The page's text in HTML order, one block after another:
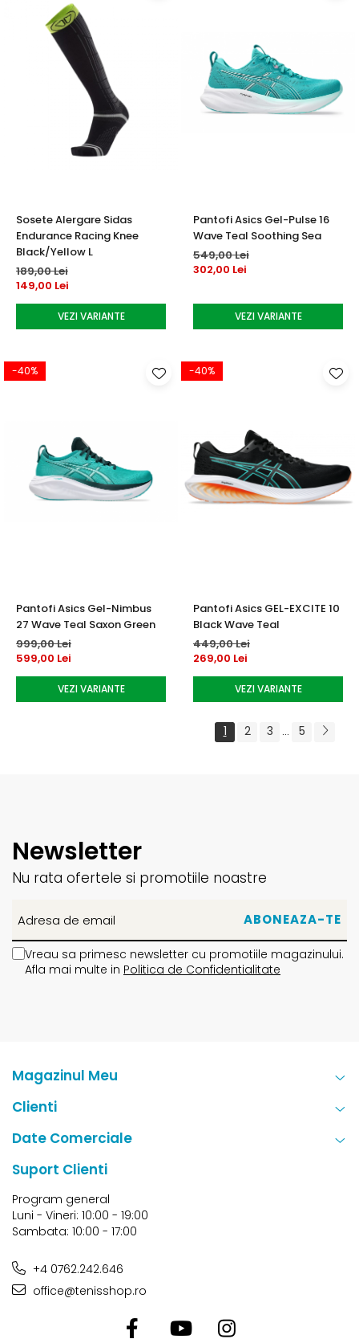
Sosete Alergare Sidas
Endurance Racing Knee
Black/Yellow L
189,00 Lei
149,00 Lei
VEZI VARIANTE
Pantofi Asics Gel-Pulse 16
Wave Teal Soothing Sea
549,00 Lei
302,00 Lei
VEZI VARIANTE
-40%
Pantofi Asics Gel-Nimbus
27 Wave Teal Saxon Green
999,00 Lei
599,00 Lei
VEZI VARIANTE
-40%
Pantofi Asics GEL-EXCITE 10
Black Wave Teal
449,00 Lei
269,00 Lei
VEZI VARIANTE
1 2 3 ... 5
Newsletter
Nu rata ofertele si promotiile noastre
Vreau sa primesc newsletter cu promotiile magazinului.
Afla mai multe in Politica de Confidentialitate
Magazinul Meu
Clienti
Date Comerciale
Suport Clienti
Program general
Luni - Vineri: 10:00 - 19:00
Sambata: 10:00 - 17:00
+4 0762.242.646
office@tenisshop.ro